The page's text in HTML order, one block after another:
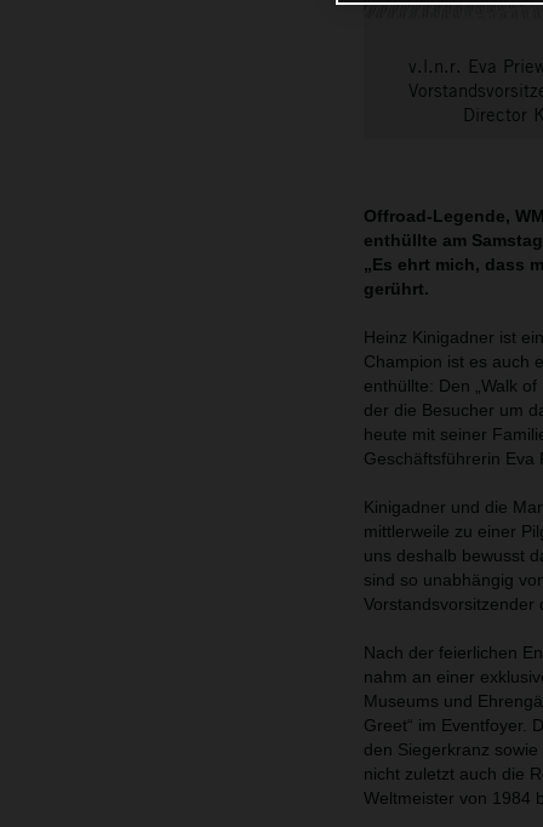
v.l.n.r. Eva
Director
Offroad-Legende,
enthüllte am
„Es ehrt mich, dass
gerührt.
Heinz Kinigadner ist
Champion ist es auch
enthüllte: Den „Walk
der die Besucher um
heute mit seiner
Geschäftsführerin Eva
Kinigadner und die
mittlerweile zu einer
uns deshalb bewusst
sind so unabhängig
Vorstandsvorsitzender
Nach der feierlichen
nahm an einer
Museums und
Greet“ im Eventfoyer.
den Siegerkranz
nicht zuletzt auch die
Weltmeister von 1984